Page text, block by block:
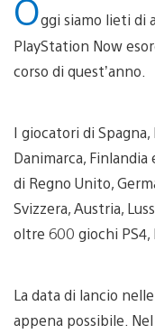
Oggi siamo lieti di
PlayStation Now
corso di quest’anno.
I giocatori di
Danimarca,
di Regno Unito,
Svizzera, Austria,
oltre 600 giochi PS4,
La data di lancio
appena possibile.